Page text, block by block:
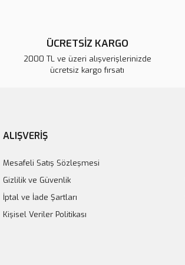
ÜCRETSİZ KARGO
2000 TL ve üzeri alışverişlerinizde
ücretsiz kargo fırsatı
ALIŞVERİŞ
Mesafeli Satış Sözleşmesi
Gizlilik ve Güvenlik
İptal ve İade Şartları
Kişisel Veriler Politikası